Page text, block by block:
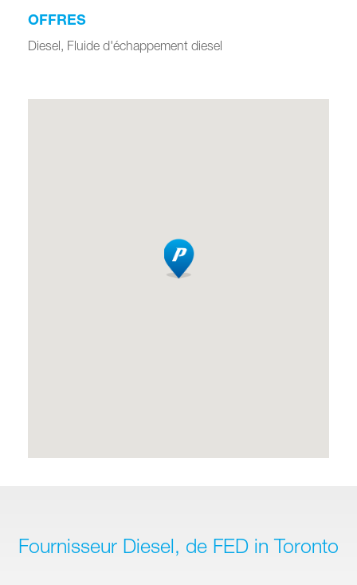
OFFRES
Diesel, Fluide d'échappement diesel
Fournisseur Diesel, de FED in Toronto